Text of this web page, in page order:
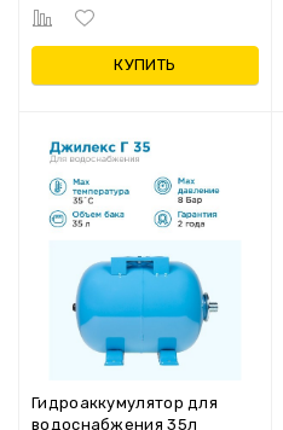
КУПИТЬ
Гидроаккумулятор для
водоснабжения 35л